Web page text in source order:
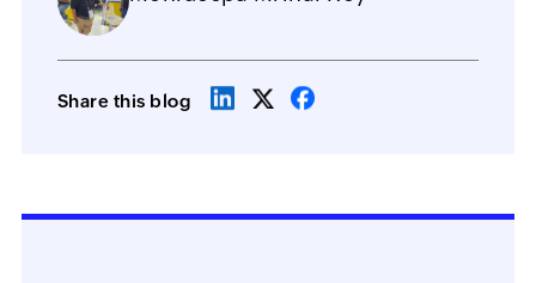
Share this blog